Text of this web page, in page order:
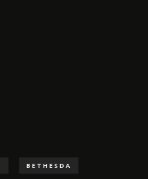
BETHESDA